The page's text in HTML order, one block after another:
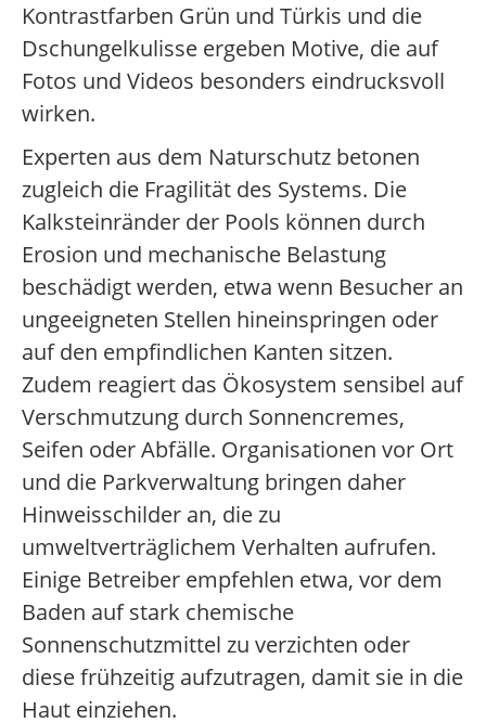
Kontrastfarben Grün und Türkis und die
Dschungelkulisse ergeben Motive, die auf
Fotos und Videos besonders eindrucksvoll
wirken.
Experten aus dem Naturschutz betonen
zugleich die Fragilität des Systems. Die
Kalksteinränder der Pools können durch
Erosion und mechanische Belastung
beschädigt werden, etwa wenn Besucher an
ungeeigneten Stellen hineinspringen oder
auf den empfindlichen Kanten sitzen.
Zudem reagiert das Ökosystem sensibel auf
Verschmutzung durch Sonnencremes,
Seifen oder Abfälle. Organisationen vor Ort
und die Parkverwaltung bringen daher
Hinweisschilder an, die zu
umweltverträglichem Verhalten aufrufen.
Einige Betreiber empfehlen etwa, vor dem
Baden auf stark chemische
Sonnenschutzmittel zu verzichten oder
diese frühzeitig aufzutragen, damit sie in die
Haut einziehen.